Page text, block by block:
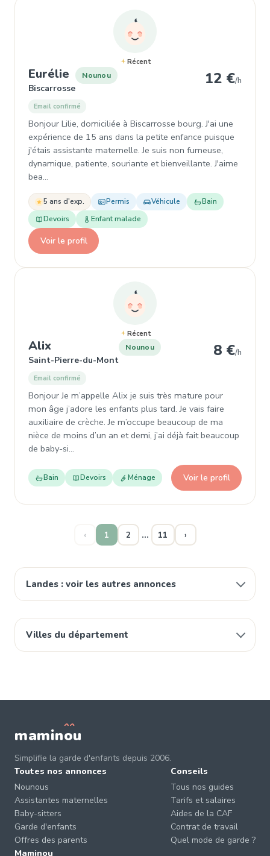
Landes : voir les autres annonces
Villes du département
Récent
Eurélie , Nounou à Biscarrosse
Biscarrosse
Nounou 12 €/h
Email confirmé
Bonjour Lilie, domiciliée à Biscarrosse bourg. J'ai une
expérience de 15 ans dans la petite enfance puisque
j'étais assistante maternelle. Je suis non fumeuse,
dynamique, patiente, souriante et bienveillante. J'aime
bea…
5 ans d'exp. Permis Véhicule
Bain
Devoirs
Enfant malade
Voir le profil
Récent
Alix , Nounou à Saint-Pierre-du-Mont
Saint-Pierre-du-Mont
Nounou 8 €/h
Email confirmé
Bonjour Je m’appelle Alix je suis très mature pour
mon âge j’adore les enfants plus tard. Je vais faire
auxiliaire de crèche. Je m’occupe beaucoup de ma
nièce de moins d’un an et demi, j’ai déjà fait beaucoup
de baby-si…
Bain Devoirs Ménage Voir le profil
‹ 1 2 … 11 ›
maminou
Simplifie la garde d'enfants depuis 2006.
Toutes nos annonces
Nounous
Assistantes maternelles
Baby-sitters
Garde d'enfants
Offres des parents
Conseils
Tous nos guides
Tarifs et salaires
Aides de la CAF
Contrat de travail
Quel mode de garde ?
Maminou